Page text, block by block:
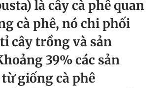
là cây cà phê quan
cà phê, nó chi phối
cây trồng và sản
39% các sản
giống cà phê